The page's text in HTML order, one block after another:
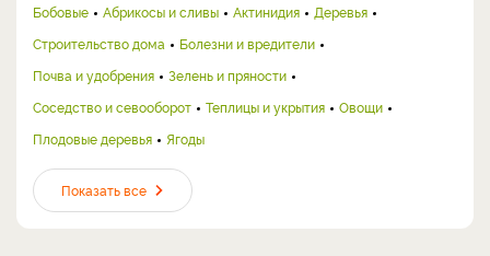
Бобовые
Абрикосы и сливы Актинидия
Деревья
Строительство дома
Болезни и вредители
Почва и удобрения
Зелень и пряности
Соседство и севооборот
Теплицы и укрытия
Овощи
Плодовые деревья
Ягоды
Показать все